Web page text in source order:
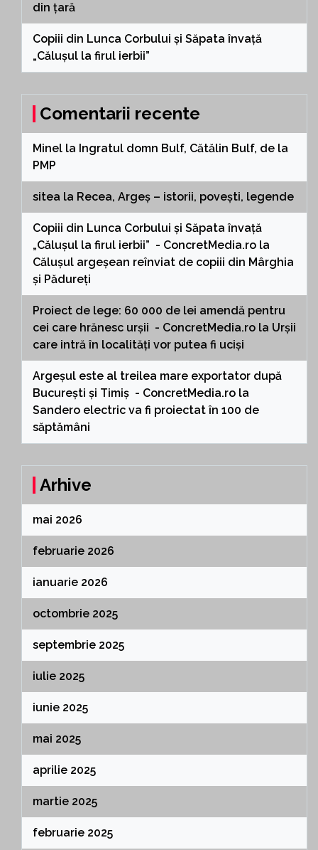
din țară
Copiii din Lunca Corbului și Săpata învață
„Călușul la firul ierbii”
Comentarii recente
Minel la Ingratul domn Bulf, Cătălin Bulf, de la
PMP
sitea la Recea, Argeș – istorii, povești, legende
Copiii din Lunca Corbului și Săpata învață
„Călușul la firul ierbii” - ConcretMedia.ro la
Călușul argeșean reînviat de copiii din Mârghia
și Pădureți
Proiect de lege: 60 000 de lei amendă pentru
cei care hrănesc urșii - ConcretMedia.ro la Urșii
care intră în localități vor putea fi uciși
Argeșul este al treilea mare exportator după
București și Timiș - ConcretMedia.ro la
Sandero electric va fi proiectat în 100 de
săptămâni
Arhive
mai 2026
februarie 2026
ianuarie 2026
octombrie 2025
septembrie 2025
iulie 2025
iunie 2025
mai 2025
aprilie 2025
martie 2025
februarie 2025